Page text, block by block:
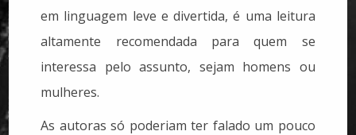
em linguagem leve e divertida, é uma leitura
altamente recomendada para quem se
interessa pelo assunto, sejam homens ou
mulheres.
As autoras só poderiam ter falado um pouco